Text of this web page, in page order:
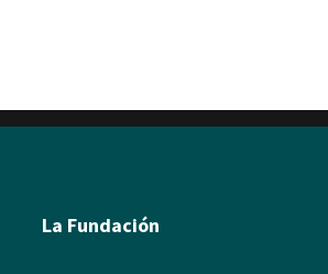
La Fundación